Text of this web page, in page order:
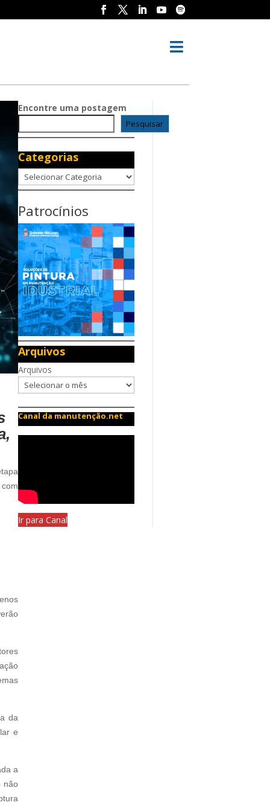

da
e
a
não
Encontre uma postagem
Pesquisar
Categorias
Categorias
Patrocínios
Arquivos
Arquivos
Canal da manutenção.net
Ir para Canal